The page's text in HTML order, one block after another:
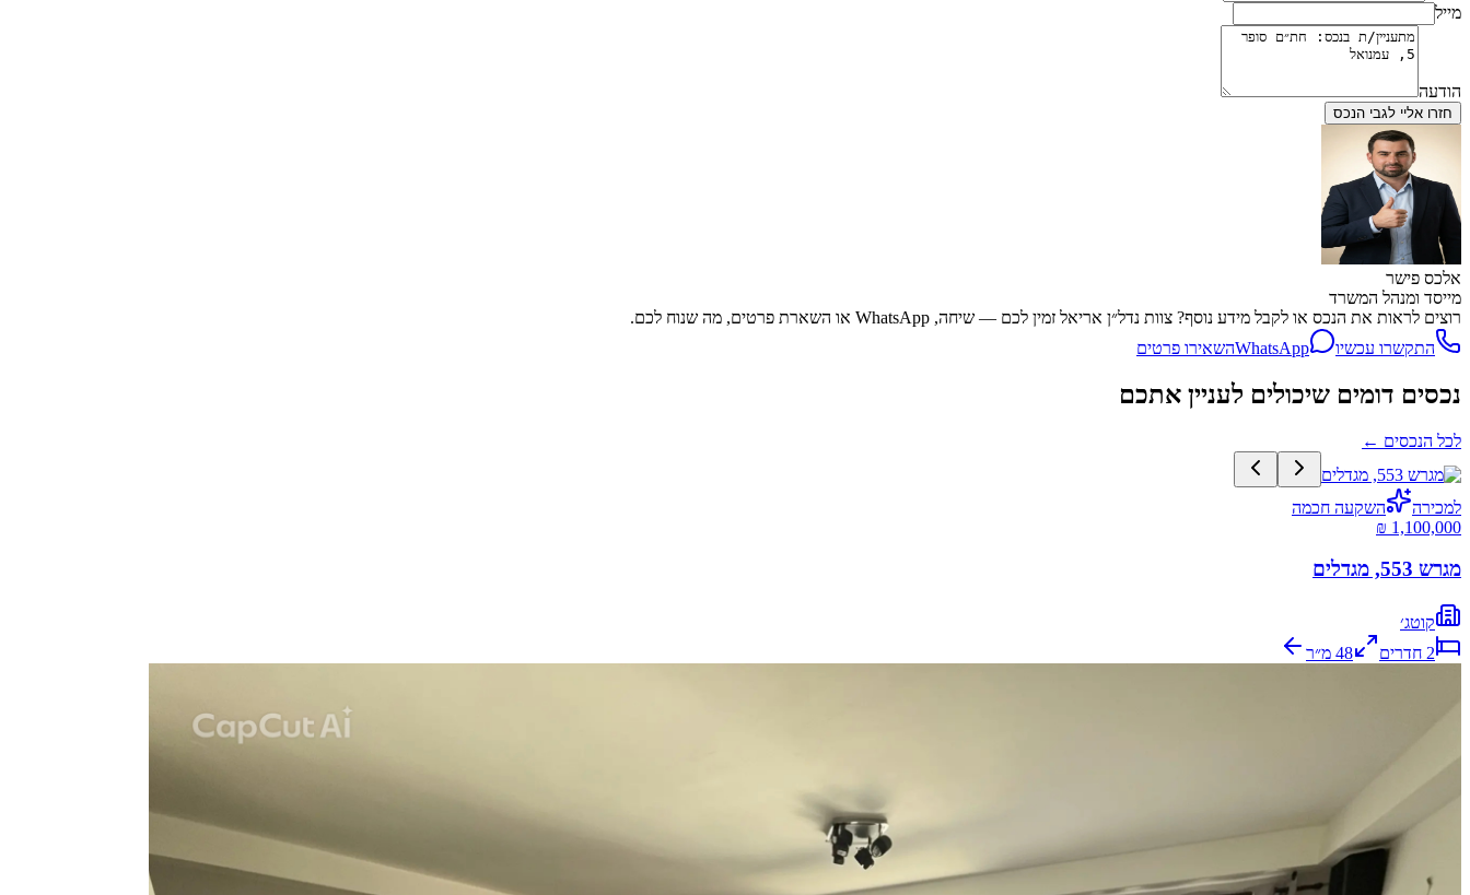
מייל
הודעה
חזרו אליי לגבי הנכס
אלכס פישר
מייסד ומנהל המשרד
רוצים לראות את הנכס או לקבל מידע נוסף? צוות נדל״ן אריאל זמין לכם — שיחה, WhatsApp או השארת פרטים, מה שנוח לכם.
התקשרו עכשיו
WhatsAppהשאירו פרטים
נכסים דומים שיכולים לעניין אתכם
לכל הנכסים ←
למכירה
השקעה חכמה
מגרש 553, מגדלים
קוטג׳
2 חדרים 48 מ״ר